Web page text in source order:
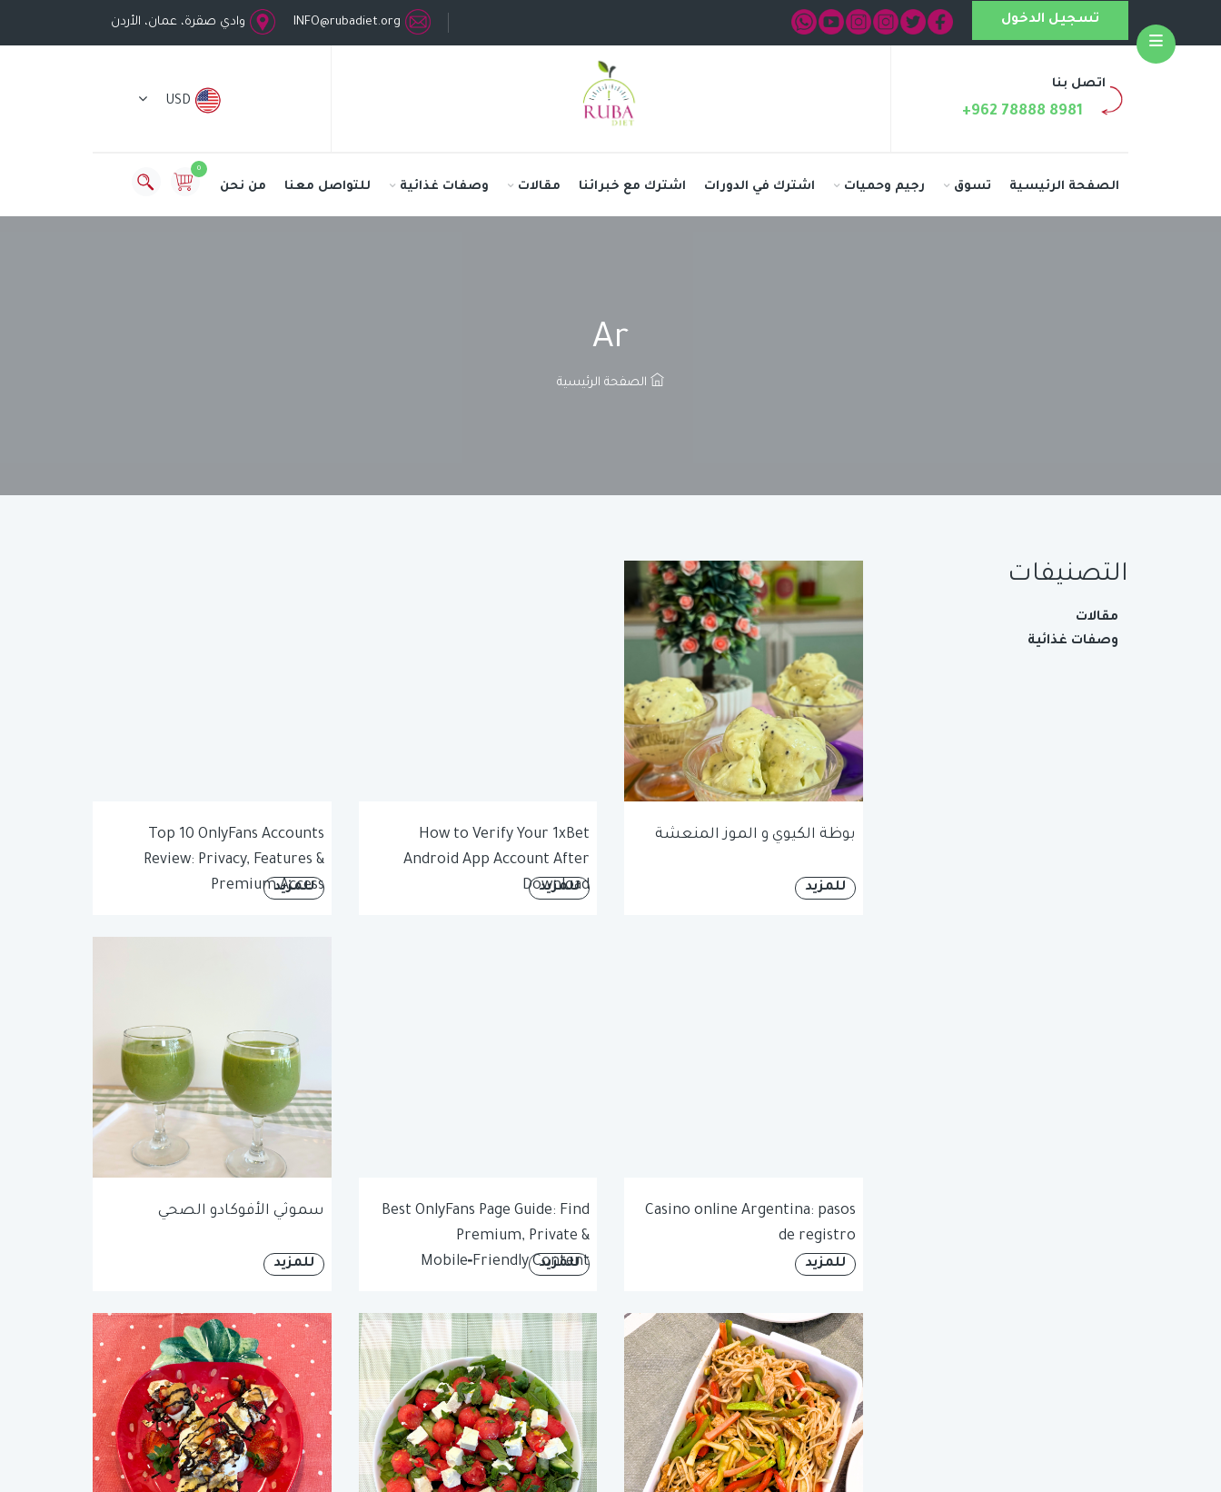
INFO@rubadiet.org وادي صقرة، عمان، الأردن تسجيل الدخول
اتصل بنا
+962 78888 8981
USD
0
الصفحة الرئيسية تسوق رجيم وحميات اشترك في الدورات اشترك مع خبرائنا مقالات وصفات غذائية للتواصل معنا من نحن
Ar
الصفحة الرئيسية
التصنيفات
مقالات
وصفات غذائية
بوظة الكيوي و الموز المنعشة
للمزيد
How to Verify Your 1xBet
Android App Account After
Download
للمزيد
Top 10 OnlyFans Accounts
Review: Privacy, Features &
Premium Access
للمزيد
Casino online Argentina: pasos
de registro
للمزيد
Best OnlyFans Page Guide: Find
Premium, Private &
Mobile‑Friendly Content
للمزيد
سموثي الأفوكادو الصحي
للمزيد